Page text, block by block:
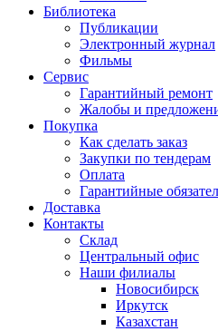
Библиотека
Публикации
Электронный журнал
Фильмы
Сервис
Гарантийный ремонт
Жалобы и
Покупка
Как сделать заказ
Закупки по тендерам
Оплата
Гарантийные
Доставка
Контакты
Склад
Центральный офис
Наши филиалы
Новосибирск
Иркутск
Казахстан